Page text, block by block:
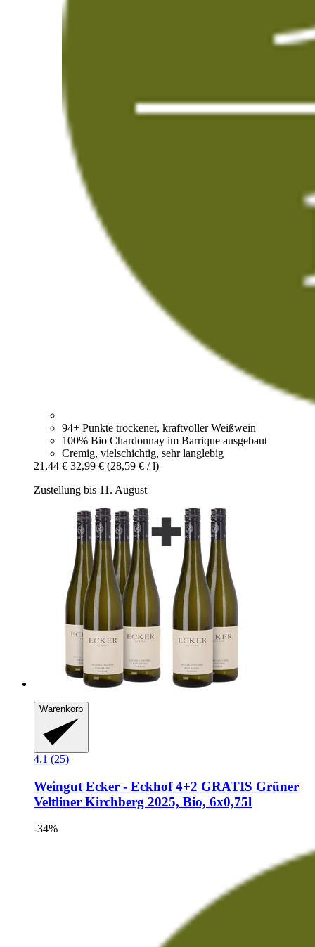
94+ Punkte trockener, kraftvoller Weißwein
100% Bio Chardonnay im Barrique ausgebaut
Cremig, vielschichtig, sehr langlebig
21,44 € 32,99 € (28,59 € / l)
Zustellung bis 11. August
Warenkorb
4.1 (25)
Weingut Ecker - Eckhof4+2 GRATIS Grüner
Veltliner Kirchberg 2025, Bio, 6x0,75l
-34%